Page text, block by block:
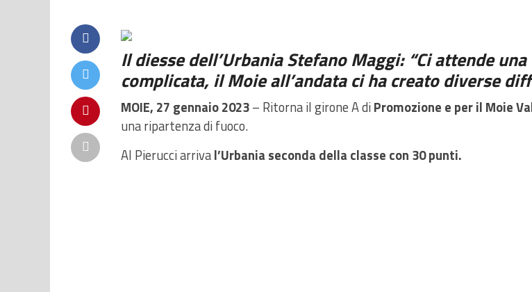
Il diesse dell’Urbania Stefano Maggi: “Ci attende
complicata, il Moie all’andata ci ha creato diverse
MOIE, 27 gennaio 2023– Ritorna il girone A diPromozione e per il Moie
una ripartenza di fuoco.
Al Pierucci arrival’Urbania seconda della classe con 30 punti.